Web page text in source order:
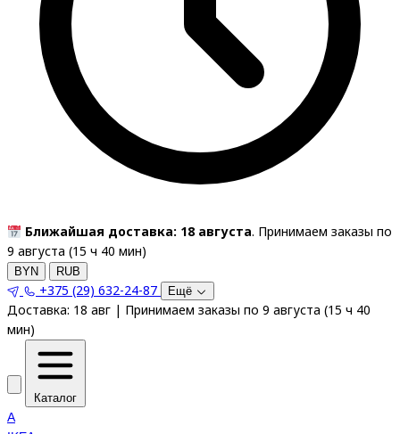
Ближайшая доставка: 18 августа. Принимаем заказы по
9 августа (15 ч 40 мин)
BYN RUB
+375 (29) 632-24-87 Ещё
Доставка: 18 авг | Принимаем заказы по 9 августа (15 ч 40
мин)
Каталог
A